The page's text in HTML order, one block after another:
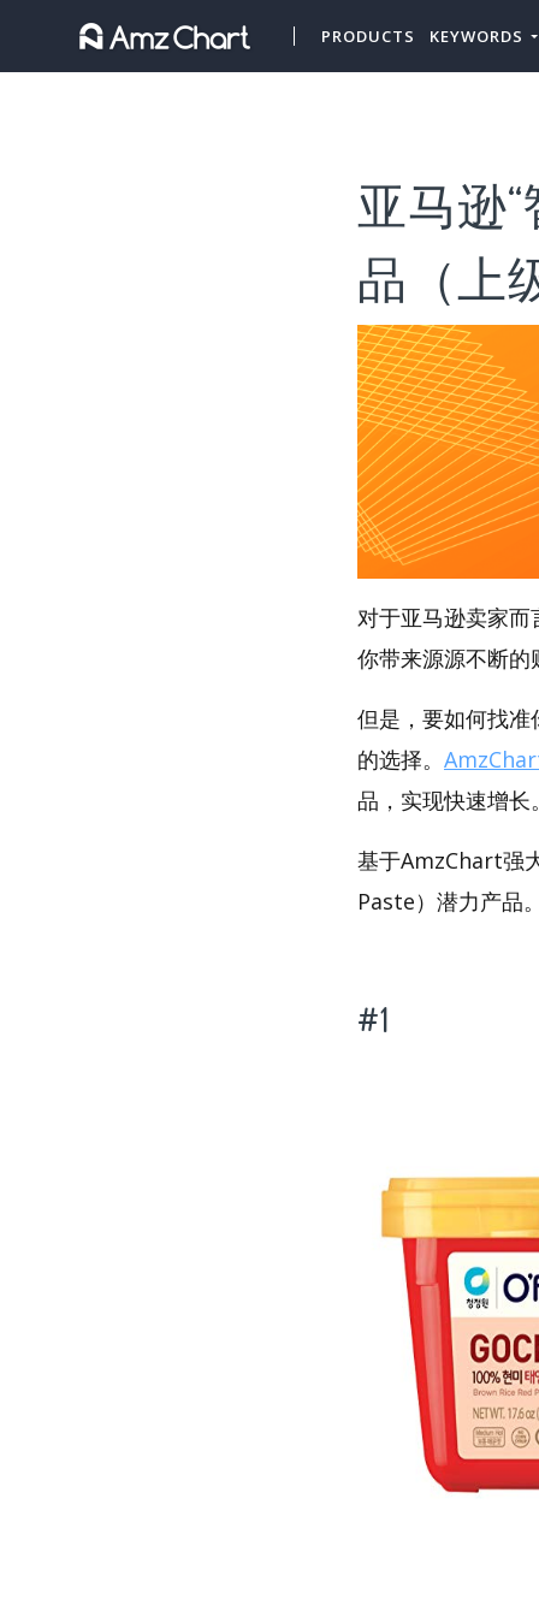
PRODUCTS KEYWORDS
亚马逊
品（上
对于亚马逊卖家
你带来源源不断的
但是，要如何找准
的选择。
品，实现快速增长
基于AmzChart强
Paste）潜力产品
#1